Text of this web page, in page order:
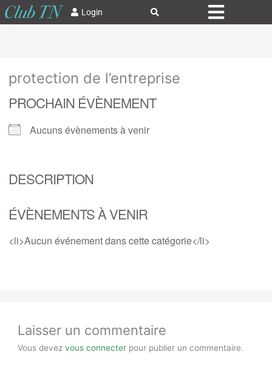
Login
protection de l’entreprise
PROCHAIN ÉVÈNEMENT
Aucuns évènements à venir
DESCRIPTION
ÉVÈNEMENTS À VENIR
<li>Aucun événement dans cette catégorie</li>
Laisser un commentaire
Vous devezvous connecter pour publier un commentaire.